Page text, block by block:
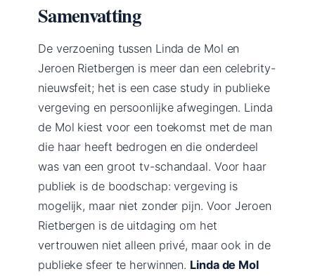
Samenvatting
De verzoening tussen Linda de Mol en
Jeroen Rietbergen is meer dan een celebrity-
nieuwsfeit; het is een case study in publieke
vergeving en persoonlijke afwegingen. Linda
de Mol kiest voor een toekomst met de man
die haar heeft bedrogen en die onderdeel
was van een groot tv-schandaal. Voor haar
publiek is de boodschap: vergeving is
mogelijk, maar niet zonder pijn. Voor Jeroen
Rietbergen is de uitdaging om het
vertrouwen niet alleen privé, maar ook in de
publieke sfeer te herwinnen. Linda de Mol